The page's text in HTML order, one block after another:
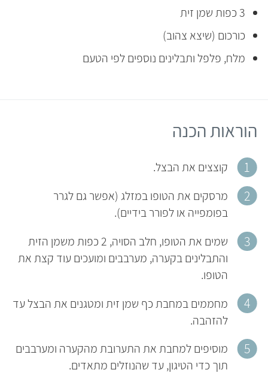
3 כפות שמן זית
כורכום (שיצא צהוב)
מלח, פלפל ותבלינים נוספים לפי הטעם
הוראות הכנה
קוצצים את הבצל.
מרסקים את הטופו במזלג (אפשר גם לגרר
בפומפייה או לפורר בידיים).
שמים את הטופו, חלב הסויה, 2 כפות משמן הזית
והתבלינים בקערה, מערבבים ומועכים עוד קצת את
הטופו.
מחממים במחבת כף שמן זית ומטגנים את הבצל עד
להזהבה.
מוסיפים למחבת את התערובת מהקערה ומערבבים
תוך כדי הטיגון, עד שהנוזלים מתאדים.